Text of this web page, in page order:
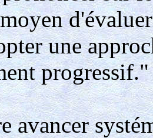
une
avancer